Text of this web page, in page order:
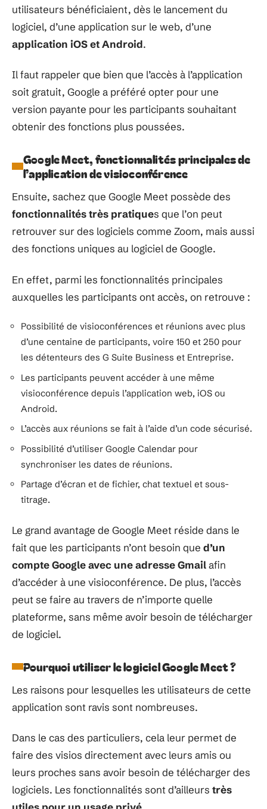
utilisateurs bénéficiaient, dès le lancement du
logiciel, d’une application sur le web, d’une
application iOS et Android.
Il faut rappeler que bien que l’accès à l’application
soit gratuit, Google a préféré opter pour une
version payante pour les participants souhaitant
obtenir des fonctions plus poussées.
Google Meet, fonctionnalités principales de
l’application de visioconférence
Ensuite, sachez que Google Meet possède des
fonctionnalités très pratiques que l’on peut
retrouver sur des logiciels comme Zoom, mais aussi
des fonctions uniques au logiciel de Google.
En effet, parmi les fonctionnalités principales
auxquelles les participants ont accès, on retrouve :
Possibilité de visioconférences et réunions avec plus
d’une centaine de participants, voire 150 et 250 pour
les détenteurs des G Suite Business et Entreprise.
Les participants peuvent accéder à une même
visioconférence depuis l’application web, iOS ou
Android.
L’accès aux réunions se fait à l’aide d’un code sécurisé.
Possibilité d’utiliser Google Calendar pour
synchroniser les dates de réunions.
Partage d’écran et de fichier, chat textuel et sous-
titrage.
Le grand avantage de Google Meet réside dans le
fait que les participants n’ont besoin que d’un
compte Google avec une adresse Gmailafin
d’accéder à une visioconférence. De plus, l’accès
peut se faire au travers de n’importe quelle
plateforme, sans même avoir besoin de télécharger
de logiciel.
Pourquoi utiliser le logiciel Google Meet ?
Les raisons pour lesquelles les utilisateurs de cette
application sont ravis sont nombreuses.
Dans le cas des particuliers, cela leur permet de
faire des visios directement avec leurs amis ou
leurs proches sans avoir besoin de télécharger des
logiciels. Les fonctionnalités sont d’ailleurs très